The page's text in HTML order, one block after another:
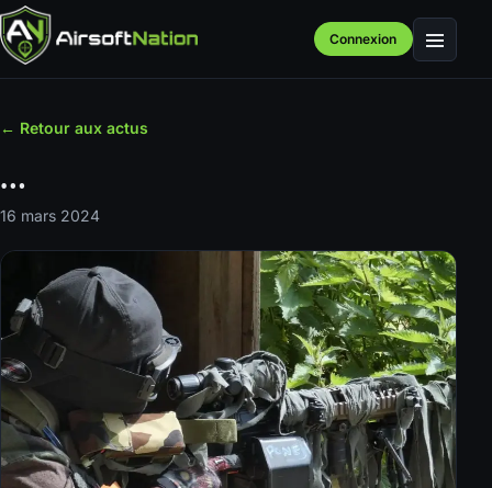
Connexion Menu
← Retour aux actus
…
16 mars 2024